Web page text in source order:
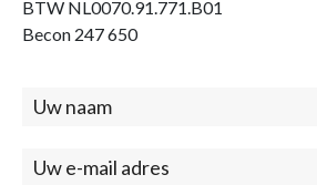
BTW NL0070.91.771.B01
Becon 247 650
Contact